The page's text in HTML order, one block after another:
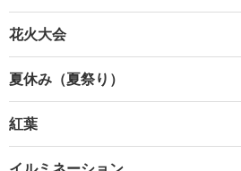
花火大会
夏休み（夏祭り）
紅葉